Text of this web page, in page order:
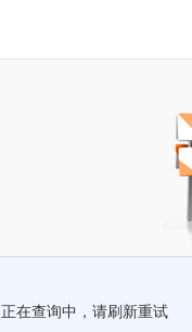
正在查询中，请刷新重试